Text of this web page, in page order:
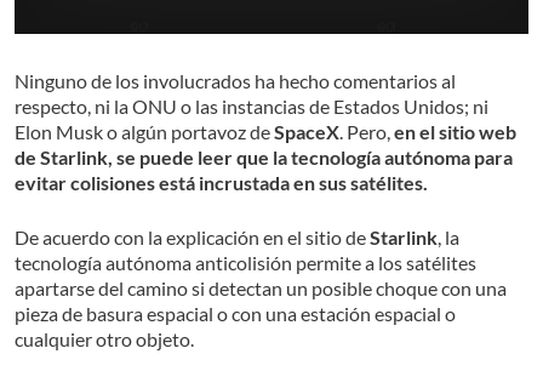
Ninguno de los involucrados ha hecho comentarios al
respecto, ni la ONU o las instancias de Estados Unidos; ni
Elon Musk o algún portavoz deSpaceX. Pero,en el sitio web
de Starlink, se puede leer que la tecnología autónoma para
evitar colisiones está incrustada en sus satélites.
De acuerdo con la explicación en el sitio deStarlink, la
tecnología autónoma anticolisión permite a los satélites
apartarse del camino si detectan un posible choque con una
pieza de basura espacial o con una estación espacial o
cualquier otro objeto.